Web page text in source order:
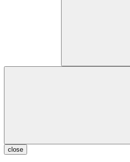
close